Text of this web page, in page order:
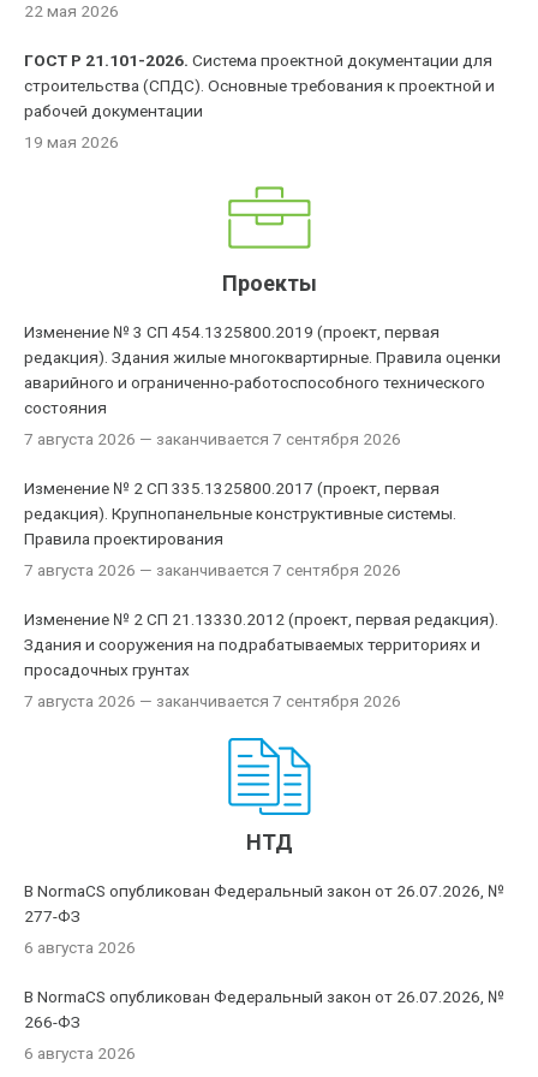
22 мая 2026
ГОСТ Р 21.101-2026. Система проектной документации для
строительства (СПДС). Основные требования к проектной и
рабочей документации
19 мая 2026
Проекты
Изменение № 3 СП 454.1325800.2019 (проект, первая
редакция). Здания жилые многоквартирные. Правила оценки
аварийного и ограниченно-работоспособного технического
состояния
7 августа 2026 — заканчивается 7 сентября 2026
Изменение № 2 СП 335.1325800.2017 (проект, первая
редакция). Крупнопанельные конструктивные системы.
Правила проектирования
7 августа 2026 — заканчивается 7 сентября 2026
Изменение № 2 СП 21.13330.2012 (проект, первая редакция).
Здания и сооружения на подрабатываемых территориях и
просадочных грунтах
7 августа 2026 — заканчивается 7 сентября 2026
НТД
В NormaCS опубликован Федеральный закон от 26.07.2026, №
277-ФЗ
6 августа 2026
В NormaCS опубликован Федеральный закон от 26.07.2026, №
266-ФЗ
6 августа 2026